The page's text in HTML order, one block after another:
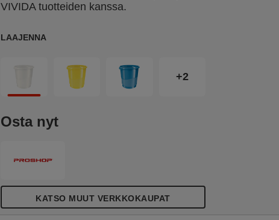
VIVIDA tuotteiden kanssa.
LAAJENNA
+2
Osta nyt
KATSO MUUT VERKKOKAUPAT